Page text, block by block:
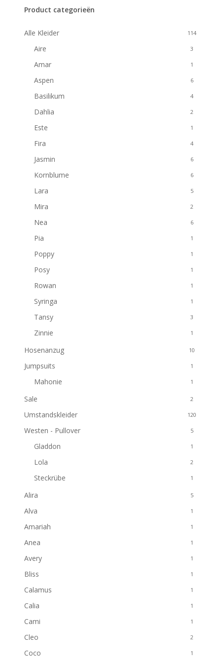
Product categorieën
Alle Kleider 114
Aire 3
Amar 1
Aspen 6
Basilikum 4
Dahlia 2
Este 1
Fira 4
Jasmin 6
Kornblume 6
Lara 5
Mira 2
Nea 6
Pia 1
Poppy 1
Posy 1
Rowan 1
Syringa 1
Tansy 3
Zinnie 1
Hosenanzug 10
Jumpsuits 1
Mahonie 1
Sale 2
Umstandskleider 120
Westen - Pullover 5
Gladdon 1
Lola 2
Steckrübe 1
Alira 5
Alva 1
Amariah 1
Anea 1
Avery 1
Bliss 1
Calamus 1
Calia 1
Cami 1
Cleo 2
Coco 1